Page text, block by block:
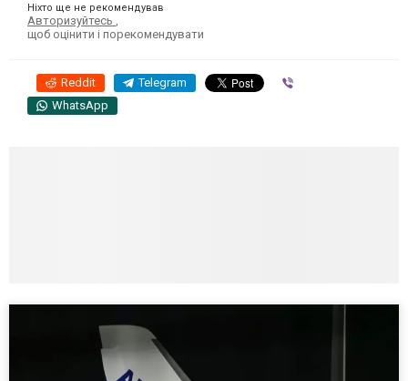
Ніхто ще не рекомендував
Авторизуйтесь
щоб оцінити і порекомендувати
Reddit Telegram
WhatsApp